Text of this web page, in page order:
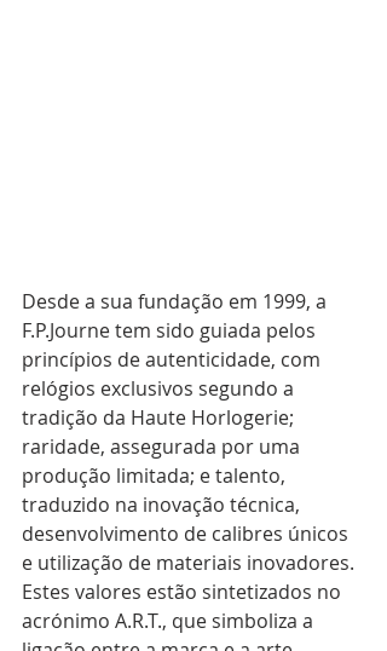
Desde a sua fundação em 1999, a
F.P.Journe tem sido guiada pelos
princípios de autenticidade, com
relógios exclusivos segundo a
tradição da Haute Horlogerie;
raridade, assegurada por uma
produção limitada; e talento,
traduzido na inovação técnica,
desenvolvimento de calibres únicos
e utilização de materiais inovadores.
Estes valores estão sintetizados no
acrónimo A.R.T., que simboliza a